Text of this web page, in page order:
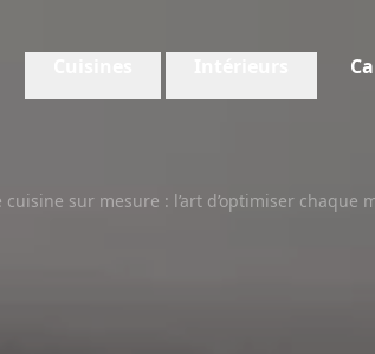
cuisine sur mesure : l’art d’optimiser chaque